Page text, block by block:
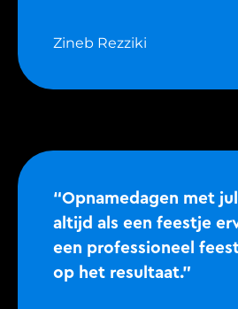
Zineb Rezziki
“Opnamedagen met
altijd als een feestje
een professioneel
op het resultaat.”